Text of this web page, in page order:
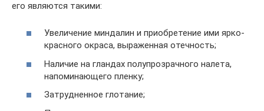
его являются такими:
Увеличение миндалин и приобретение ими ярко-
красного окраса, выраженная отечность;
Наличие на гландах полупрозрачного налета,
напоминающего пленку;
Затрудненное глотание;